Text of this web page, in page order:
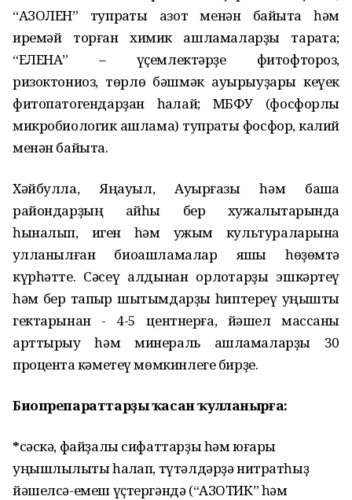
“АЗОЛЕН” тупраҡты азот менән байыта һәм
иремәй торған химик ашламаларҙы тарҡата;
“ЕЛЕНА” – үҫемлектәрҙе фитофтороз,
ризоктониоз, төрлө бәшмәк ауырыуҙары кеүек
фитопатогендарҙан һаҡлай; МБФУ (фосфорлы
микробиологик ашлама) тупраҡты фосфор, калий
менән байыта.
Хәйбулла, Яңауыл, Ауырғазы һәм башҡа
райондарҙың ҡайһы бер хужалыҡтарында
һыналып, иген һәм ужым культураларына
ҡулланылған биоашламалар яҡшы һөҙөмтә
күрһәтте. Сәсеү алдынан орлоҡтарҙы эшкәртеү
һәм бер тапҡыр шытымдарҙы һиптереү уңышты
гектарынан - 4-5 центнерға, йәшел массаны
арттырыу һәм минераль ашламаларҙы 30
процентҡа кәметеү мөмкинлеге бирҙе.
Биопрепараттарҙы ҡасан ҡулланырға:
*сәскә, файҙалы сифаттарҙы һәм юғары
уңышлылыҡты һаҡлап, түтәлдәрҙә нитратһыҙ
йәшелсә-емеш үҫтергәндә (“АЗОТИК” һәм